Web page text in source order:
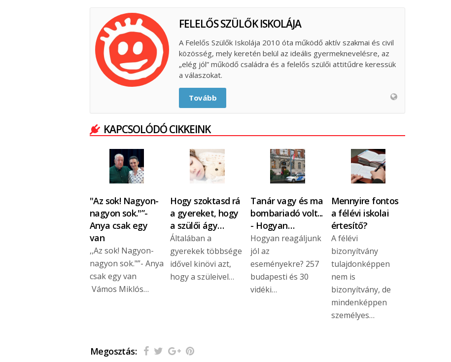
FELELŐS SZÜLŐK ISKOLÁJA
A Felelős Szülők Iskolája 2010 óta működő aktív szakmai és civil
közösség, mely keretén belül az ideális gyermeknevelésre, az
„elég jól” működő családra és a felelős szülői attitűdre keressük
a válaszokat.
Tovább
KAPCSOLÓDÓ CIKKEINK
"Az sok! Nagyon-
nagyon sok."”-
Anya csak egy
van
,,Az sok! Nagyon-
nagyon sok."”- Anya
csak egy van
Vámos Miklós…
Hogy szoktasd rá
a gyereket, hogy
a szülői ágy…
Általában a
gyerekek többsége
idővel kinövi azt,
hogy a szüleivel…
Tanár vagy és ma
bombariadó volt...
- Hogyan…
Hogyan reagáljunk
jól az
eseményekre? 257
budapesti és 30
vidéki…
Mennyire fontos
a félévi iskolai
értesítő?
A félévi
bizonyítvány
tulajdonképpen
nem is
bizonyítvány, de
mindenképpen
személyes…
Megosztás: